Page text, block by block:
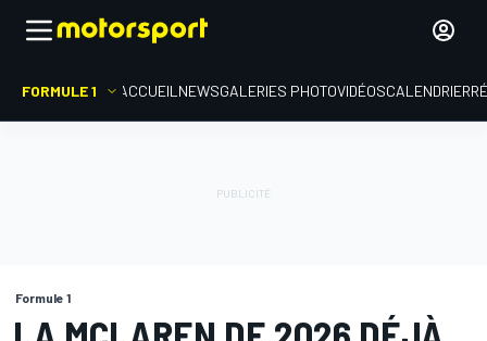
FORMULE 1 ACCUEIL NEWSGALERIES PHOTOVIDÉOSCALENDRIER
Formule 1